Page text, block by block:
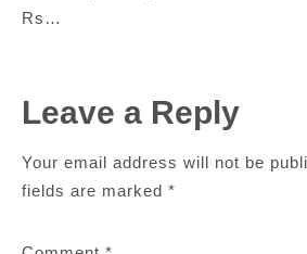
Rs…
Leave a Reply
Your email address will not be
fields are marked *